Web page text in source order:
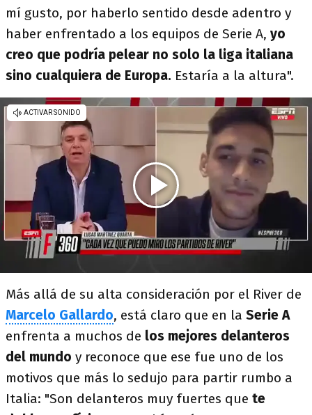
mí gusto, por haberlo sentido desde adentro y
haber enfrentado a los equipos de Serie A, yo
creo que podría pelear no solo la liga italiana
sino cualquiera de Europa. Estaría a la altura".
Más allá de su alta consideración por el River de
Marcelo Gallardo, está claro que en la Serie A
enfrenta a muchos de los mejores delanteros
del mundo y reconoce que ese fue uno de los
motivos que más lo sedujo para partir rumbo a
Italia: "Son delanteros muy fuertes que te